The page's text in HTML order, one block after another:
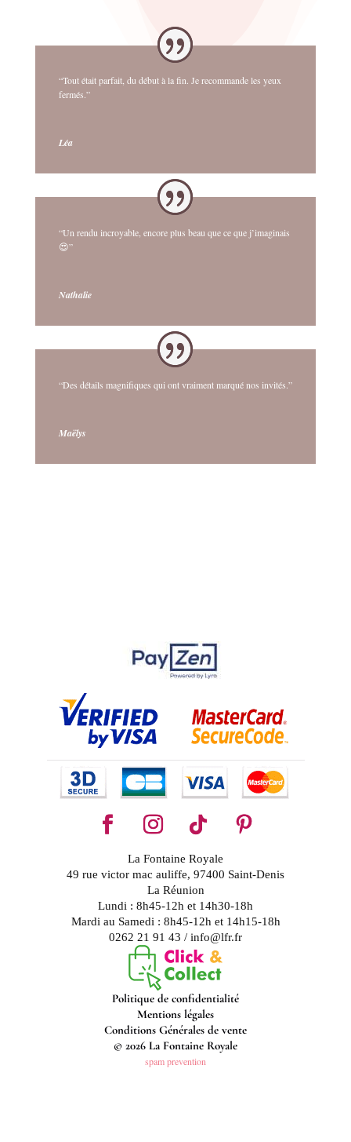
“Tout était parfait, du début à la fin. Je recommande les yeux
fermés.”
Léa
“Un rendu incroyable, encore plus beau que ce que j’imaginais
😍”
Nathalie
“Des détails magnifiques qui ont vraiment marqué nos invités.”
Maëlys
La Fontaine Royale
49 rue victor mac auliffe, 97400 Saint-Denis
La Réunion
Lundi : 8h45-12h et 14h30-18h
Mardi au Samedi : 8h45-12h et 14h15-18h
0262 21 91 43 / info@lfr.fr
Politique de confidentialité
Mentions légales
Conditions Générales de vente
© 2026 La Fontaine Royale
spam prevention